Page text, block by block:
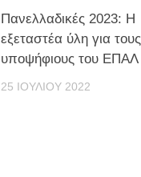
Πανελλαδικές 2023: Η
εξεταστέα ύλη για τους
υποψήφιους του ΕΠΑΛ
25 ΙΟΥΛΊΟΥ 2022